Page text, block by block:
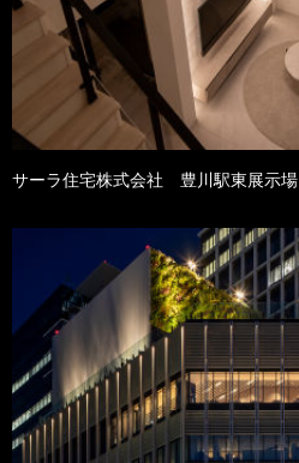
サーラ住宅株式会社 豊川駅東展示場